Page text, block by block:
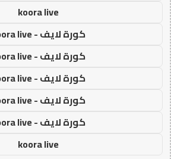
koora live
كورة لايف - koora live
كورة لايف - koora live
كورة لايف - koora live
كورة لايف - koora live
كورة لايف - koora live
koora live